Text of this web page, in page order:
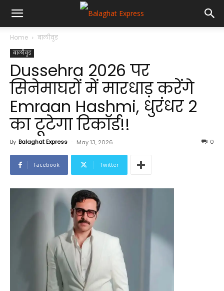
Home बालीवुड
बालीवुड
Dussehra 2026 पर
सिनेमाघरों में मारधाड़ करेंगे
Emraan Hashmi, धुरंधर 2
का टूटेगा रिकॉर्ड!!
By Balaghat Express - May 13, 2026 0
Facebook Twitter